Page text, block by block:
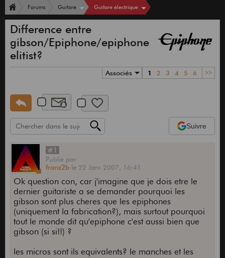
Forums Guitare Guitare électrique
Difference entre
gibson/Epiphone/epiphone
elitist?
Associés 1 2 3 4 5 6 >>
Suivre
#1
Publié par
franz2b le 22 Janv 2007, 16:41
Ok question con, car j'imagine que je dois etre le
dernier guitariste a se demander pourquoi les
gibson sont plus cheres que les epiphones
(uniquement la fabrication?), mais surtout pourquoi
tout le monde dit qu'epiphone c'est aussi bien que
gibson (si si!!) ?
les micros sont ils equivalents? le manches et les